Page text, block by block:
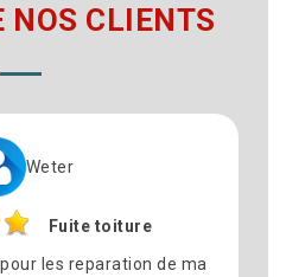
NOS CLIENTS
Nous avons fait